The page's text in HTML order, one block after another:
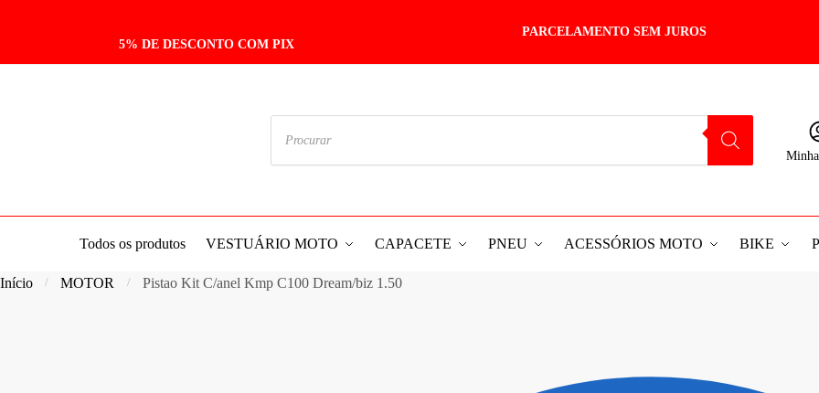
5% DE DESCONTO COM PIX
PARCELAMENTO SEM JUROS
Todos os produtos VESTUÁRIO MOTO CAPACETE PNEU ACESSÓRIOS MOTO BIKE
Início / MOTOR / Pistao Kit C/anel Kmp C100 Dream/biz 1.50